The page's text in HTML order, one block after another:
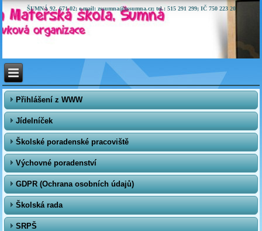
ŠUMNÁ 92, 671 02; e-mail: zssumna@zssumna.cz; tel.: 515 291 299; IČ 750 223 20
Přihlášení z WWW
Jídelníček
Školské poradenské pracoviště
Výchovné poradenství
GDPR (Ochrana osobních údajů)
Školská rada
SRPŠ